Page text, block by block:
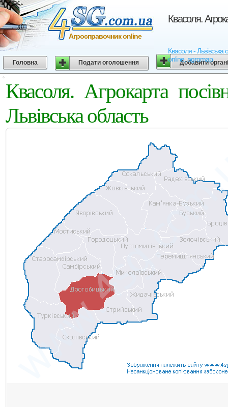
Квасоля.
Квасоля - Львівська
online, agromap
Агросправочник online
Головна Подати оголошення Добавити
Квасоля. Агрокарта
Львівська область